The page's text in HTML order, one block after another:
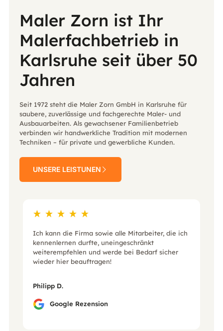
Maler Zorn ist Ihr
Malerfachbetrieb in
Karlsruhe seit über 50
Jahren
Seit 1972 steht die Maler Zorn GmbH in Karlsruhe für
saubere, zuverlässige und fachgerechte Maler- und
Ausbauarbeiten. Als gewachsener Familienbetrieb
verbinden wir handwerkliche Tradition mit modernen
Techniken – für private und gewerbliche Kunden.
UNSERE LEISTUNEN
Ich kann die Firma sowie alle Mitarbeiter, die ich
kennenlernen durfte, uneingeschränkt
weiterempfehlen und werde bei Bedarf sicher
wieder hier beauftragen!
Philipp D.
Google Rezension